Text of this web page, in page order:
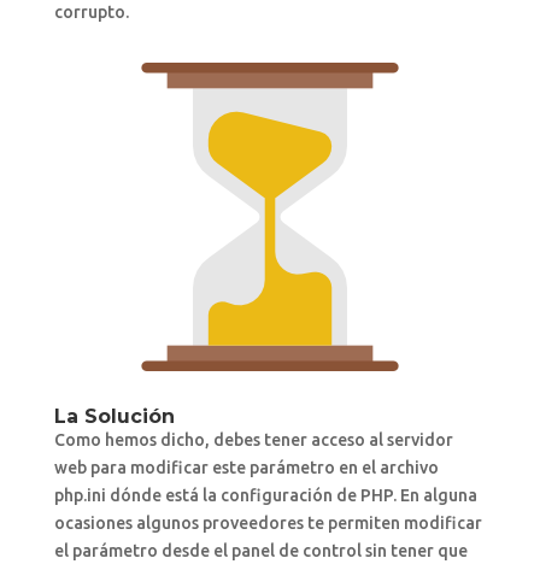
corrupto.
La Solución
Como hemos dicho, debes tener acceso al servidor
web para modificar este parámetro en el archivo
php.ini dónde está la configuración de PHP. En alguna
ocasiones algunos proveedores te permiten modificar
el parámetro desde el panel de control sin tener que